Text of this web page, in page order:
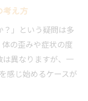
考え方
？」という疑問は多
の歪みや症状の度
異なりますが、一
感じ始めるケースが